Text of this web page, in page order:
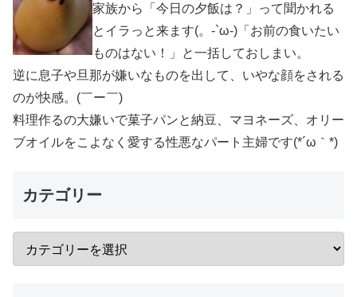
家族から「今日の夕飯は？」って聞かれる
とイラっと来ます(。-`ω-)「お前の食いたい
ものはない！」と一括しておしまい。
逆に息子や旦那が嫌いなものを出して、いやな顔をされる
のが快感。(￣ー￣)
料理作るの大嫌いで菓子パンと納豆、マヨネーズ、オリー
ブオイルをこよなく愛する性悪なパート主婦です(*´ω｀*)
カテゴリー